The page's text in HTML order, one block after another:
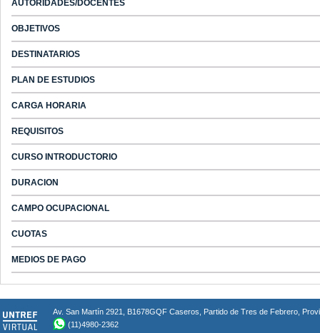
AUTORIDADES/DOCENTES
OBJETIVOS
DESTINATARIOS
PLAN DE ESTUDIOS
CARGA HORARIA
REQUISITOS
CURSO INTRODUCTORIO
DURACION
CAMPO OCUPACIONAL
CUOTAS
MEDIOS DE PAGO
Av. San Martín 2921, B1678GQF Caseros, Partido de Tres de Febrero,
(11)4980-2362